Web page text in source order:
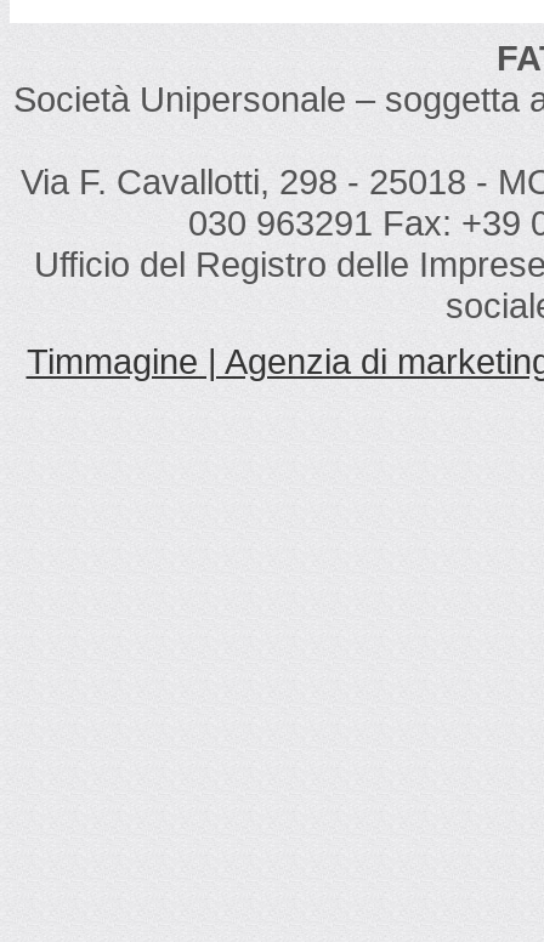
Società Unipersonale – soggetta
Via F. Cavallotti, 298 - 25018 -
030 963291 Fax: +39
Ufficio del Registro delle
Timmagine | Agenzia di